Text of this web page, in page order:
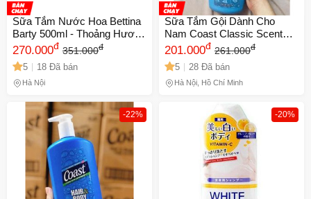
Sữa Tắm Nước Hoa Bettina
Barty 500ml - Thoảng Hương
Quyến Rũ Từ Châu Âu, Giúp
Da Mềm Mại, Dưỡng Ẩm Tự
Nhiên
270.000đ 351.000đ
5 18 Đã bán
Hà Nội
Sữa Tắm Gội Dành Cho
Nam Coast Classic Scent
946ml - Sản Phẩm 2 Trong 1
Hương Thơm Cổ Điển, Giúp
Làm Sạch Da và Tóc Hiệu
Quả
201.000đ 261.000đ
5 28 Đã bán
Hà Nội, Hồ Chí Minh
-22% -20%